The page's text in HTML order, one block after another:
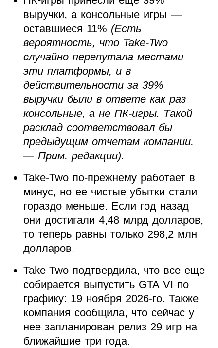
выручки, а консольные игры —
оставшиеся 11% (Есть
вероятность, что Take-Two
случайно перепутала местами
эти платформы, и в
действительности за 39%
выручки были в ответе как раз
консольные, а не ПК-игры. Такой
расклад соответствовал бы
предыдущим отчетам компании.
— Прим. редакции).
Take-Two по-прежнему работает в
минус, но ее чистые убытки стали
гораздо меньше. Если год назад
они достигали 4,48 млрд долларов,
то теперь равны только 298,2 млн
долларов.
Take-Two подтвердила, что все еще
собирается выпустить GTA VI по
графику: 19 ноября 2026-го. Также
компания сообщила, что сейчас у
нее запланирован релиз 29 игр на
ближайшие три года.